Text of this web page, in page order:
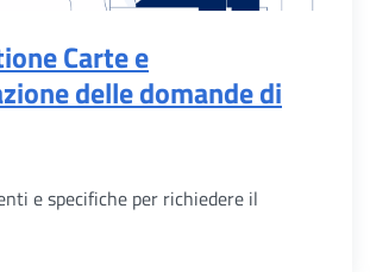
Carte e
delle domande di
e specifiche per richiedere il